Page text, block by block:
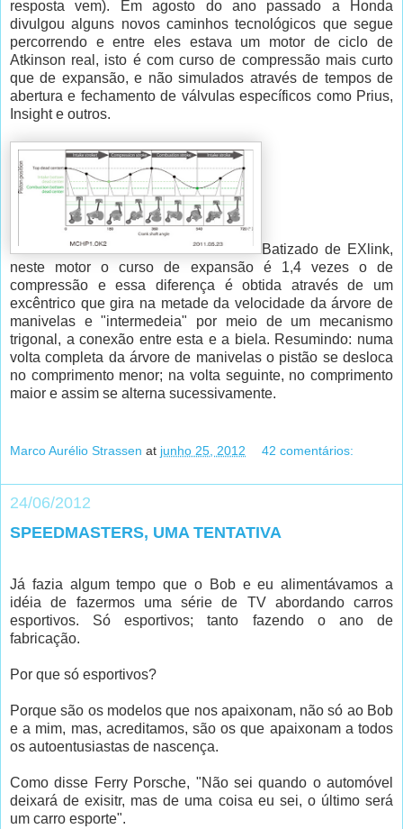
resposta vem). Em agosto do ano passado a Honda
divulgou alguns novos caminhos tecnológicos que segue
percorrendo e entre eles estava um motor de ciclo de
Atkinson real, isto é com curso de compressão mais curto
que de expansão, e não simulados através de tempos de
abertura e fechamento de válvulas específicos como Prius,
Insight e outros.
Batizado de EXlink,
neste motor o curso de expansão é 1,4 vezes o de
compressão e essa diferença é obtida através de um
excêntrico que gira na metade da velocidade da árvore de
manivelas e "intermedeia" por meio de um mecanismo
trigonal, a conexão entre esta e a biela. Resumindo: numa
volta completa da árvore de manivelas o pistão se desloca
no comprimento menor; na volta seguinte, no comprimento
maior e assim se alterna sucessivamente.
Marco Aurélio Strassen at junho 25, 2012 42 comentários:
24/06/2012
SPEEDMASTERS, UMA TENTATIVA
Já fazia algum tempo que o Bob e eu alimentávamos a
idéia de fazermos uma série de TV abordando carros
esportivos. Só esportivos; tanto fazendo o ano de
fabricação.
Por que só esportivos?
Porque são os modelos que nos apaixonam, não só ao Bob
e a mim, mas, acreditamos, são os que apaixonam a todos
os autoentusiastas de nascença.
Como disse Ferry Porsche, "Não sei quando o automóvel
deixará de exisitr, mas de uma coisa eu sei, o último será
um carro esporte".